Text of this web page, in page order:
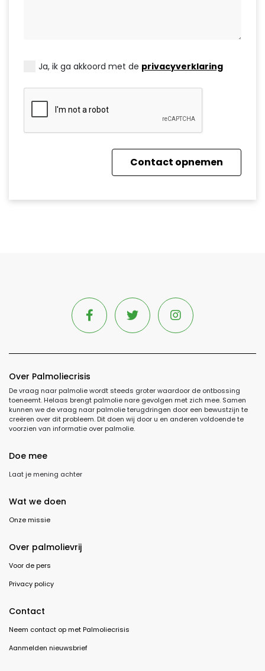
Ja, ik ga akkoord met de privacyverklaring
Over Palmoliecrisis
De vraag naar palmolie wordt steeds groter waardoor de ontbossing
toeneemt. Helaas brengt palmolie nare gevolgen met zich mee. Samen
kunnen we de vraag naar palmolie terugdringen door een bewustzijn te
creëren over dit probleem. Dit doen wij door u en anderen voldoende te
voorzien van informatie over palmolie.
Doe mee
Laat je mening achter
Wat we doen
Onze missie
Over palmolievrij
Voor de pers
Privacy policy
Contact
Neem contact op met Palmoliecrisis
Aanmelden nieuwsbrief